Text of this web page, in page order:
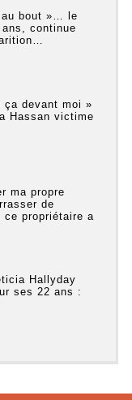
bout »… le
continue
devant moi »
Hassan victime
ma propre
de
propriétaire a
Hallyday
ses 22 ans :